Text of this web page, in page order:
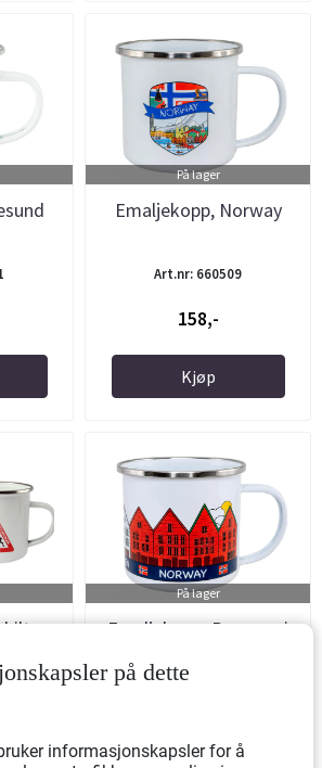
På lager
Emaljekopp, Norway
Art.nr: 660509
158,-
Kjøp
og
På lager
Emaljekopp, Bryggen i
på dette
informasjonskapsler for å